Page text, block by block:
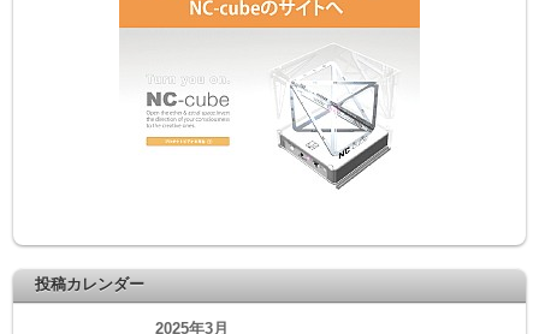
投稿カレンダー
2025年3月